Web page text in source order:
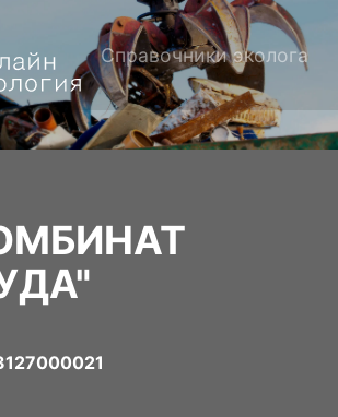
Справочники эколога